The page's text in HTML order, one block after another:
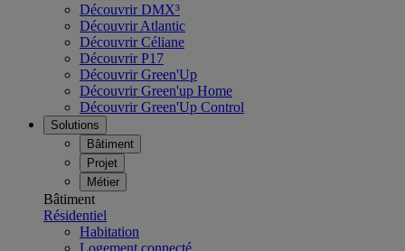
Découvrir DMX³
Découvrir Atlantic
Découvrir Céliane
Découvrir P17
Découvrir Green'Up
Découvrir Green'up Home
Découvrir Green'Up Control
Solutions
Bâtiment
Projet
Métier
Bâtiment
Résidentiel
Habitation
Logement connecté